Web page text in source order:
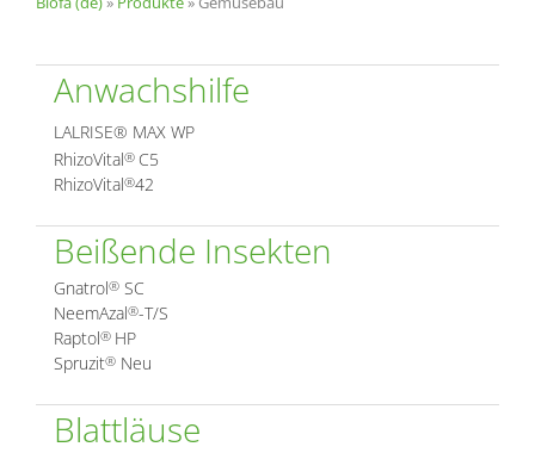
Anwachshilfe
LALRISE® MAX WP
RhizoVital® C5
RhizoVital®42
Beißende Insekten
Gnatrol®SC
NeemAzal®-T/S
Raptol® HP
Spruzit®Neu
Blattläuse